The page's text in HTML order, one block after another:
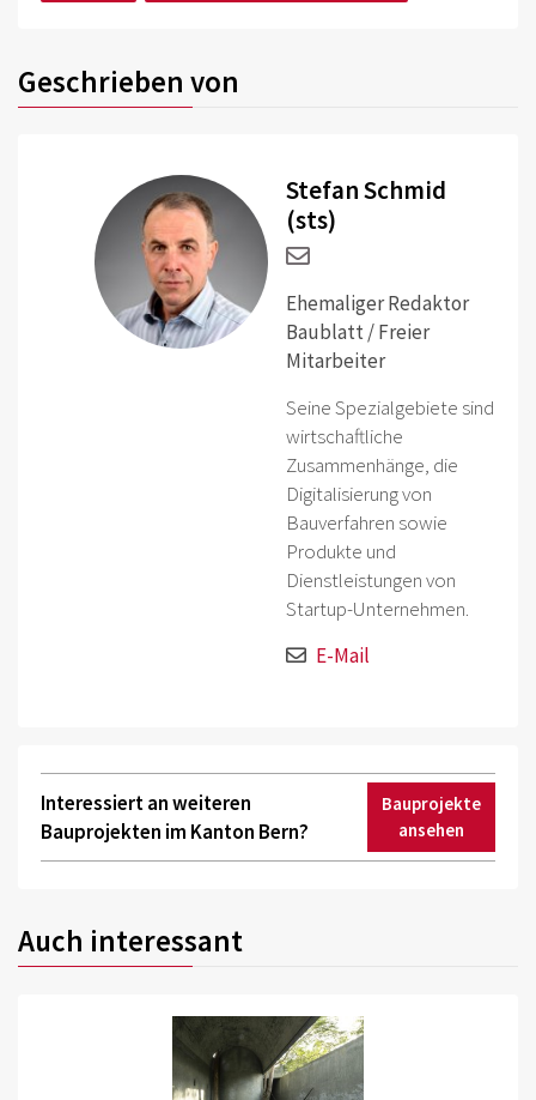
Geschrieben von
Stefan Schmid
(sts)
Ehemaliger Redaktor
Baublatt / Freier
Mitarbeiter
Seine Spezialgebiete sind
wirtschaftliche
Zusammenhänge, die
Digitalisierung von
Bauverfahren sowie
Produkte und
Dienstleistungen von
Startup-Unternehmen.
E-Mail
Interessiert an weiteren
Bauprojekten im Kanton Bern?
Bauprojekte
ansehen
Auch interessant